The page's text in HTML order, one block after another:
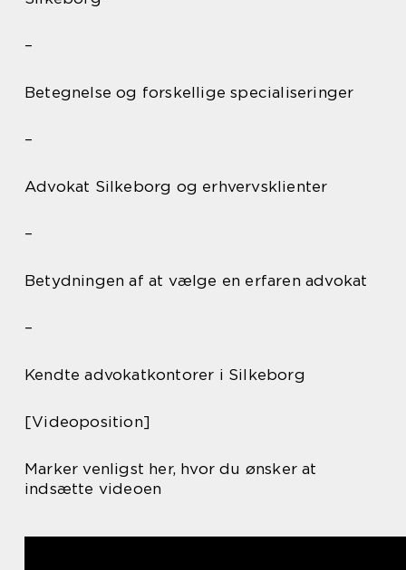
–
Betegnelse og forskellige specialiseringer
–
Advokat Silkeborg og erhvervsklienter
–
Betydningen af at vælge en erfaren advokat
–
Kendte advokatkontorer i Silkeborg
[Videoposition]
Marker venligst her, hvor du ønsker at
indsætte videoen